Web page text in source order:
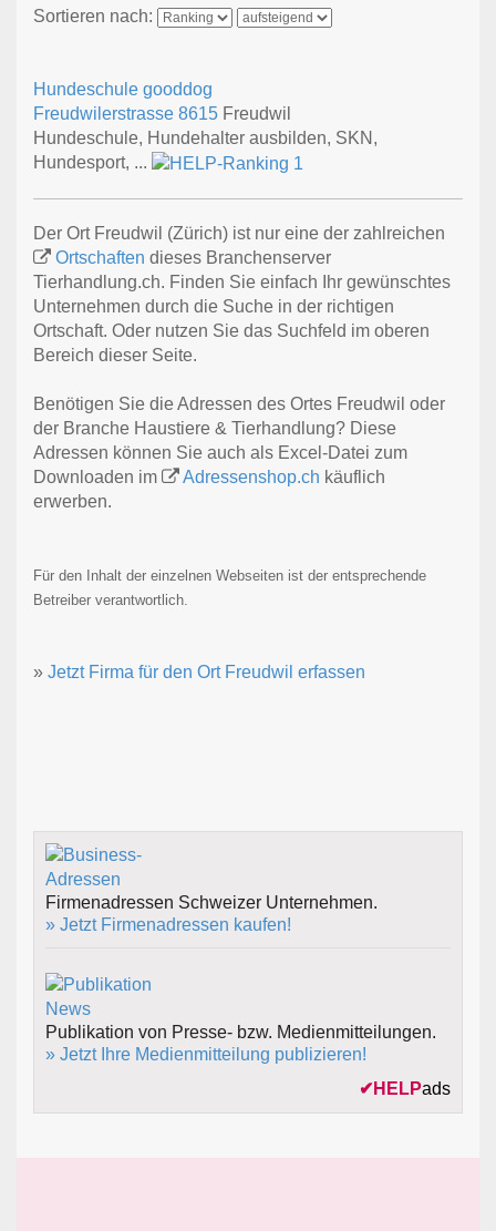
Sortieren nach:
Hundeschule gooddog
Freudwilerstrasse 8615 Freudwil
Hundeschule, Hundehalter ausbilden, SKN,
Hundesport, ...
Der Ort Freudwil (Zürich) ist nur eine der zahlreichen
Ortschaften dieses Branchenserver
Tierhandlung.ch. Finden Sie einfach Ihr gewünschtes
Unternehmen durch die Suche in der richtigen
Ortschaft. Oder nutzen Sie das Suchfeld im oberen
Bereich dieser Seite.
Benötigen Sie die Adressen des Ortes Freudwil oder
der Branche Haustiere & Tierhandlung? Diese
Adressen können Sie auch als Excel-Datei zum
Downloaden im
Adressenshop.ch käuflich
erwerben.
Für den Inhalt der einzelnen Webseiten ist der entsprechende
Betreiber verantwortlich.
» Jetzt Firma für den Ort Freudwil erfassen
Firmenadressen Schweizer Unternehmen.
» Jetzt Firmenadressen kaufen!
Publikation von Presse- bzw. Medienmitteilungen.
» Jetzt Ihre Medienmitteilung publizieren!
✔ HELPads